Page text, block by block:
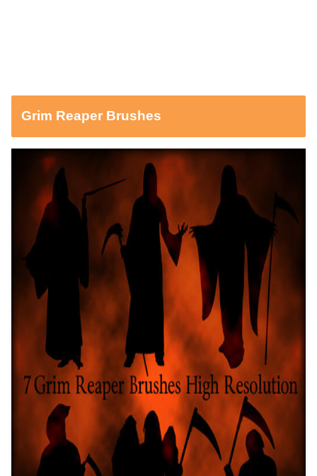
Grim Reaper Brushes